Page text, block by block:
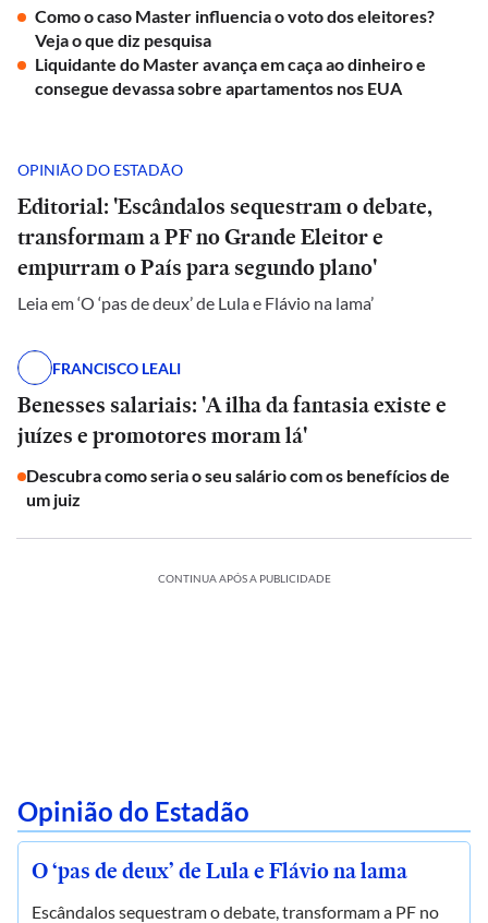
Como o caso Master influencia o voto dos eleitores?
Veja o que diz pesquisa
Liquidante do Master avança em caça ao dinheiro e
consegue devassa sobre apartamentos nos EUA
OPINIÃO DO ESTADÃO
Editorial: 'Escândalos sequestram o debate,
transformam a PF no Grande Eleitor e
empurram o País para segundo plano'
Leia em ‘O ‘pas de deux’ de Lula e Flávio na lama’
FRANCISCO LEALI
Benesses salariais: 'A ilha da fantasia existe e
juízes e promotores moram lá'
Descubra como seria o seu salário com os benefícios de
um juiz
CONTINUA APÓS A PUBLICIDADE
Opinião do Estadão
O ‘pas de deux’ de Lula e Flávio na lama
Escândalos sequestram o debate, transformam a PF no